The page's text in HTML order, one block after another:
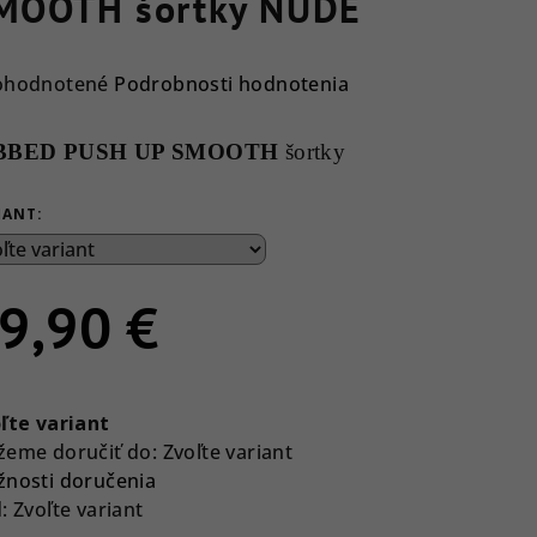
Podrobnosti hodnotenia
PUSH UP SMOOTH šortky
€
variant
doručiť do: Zvoľte variant
doručenia
Zvoľte variant